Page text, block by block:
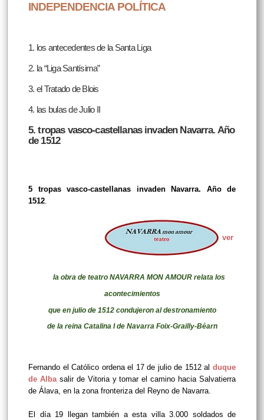
INDEPENDENCIA POLÍTICA
1. los antecedentes de la Santa Liga
2. la “Liga Santísima”
3. el Tratado de Blois
4. las bulas de Julio II
5. tropas vasco-castellanas invaden Navarra. Año
de 1512
5 tropas vasco-castellanas invaden Navarra. Año de
1512.
ver
la obra de teatro NAVARRA MON AMOUR relata los
acontecimientos
que en julio de 1512 condujeron al destronamiento
de la reina Catalina I de Navarra Foix-Grailly-Béarn
Fernando el Católico ordena el 17 de julio de 1512 al duque
de Alba salir de Vitoria y tomar el camino hacia Salvatierra
de Álava, en la zona fronteriza del Reyno de Navarra.
El día 19 llegan también a esta villa 3.000 soldados de